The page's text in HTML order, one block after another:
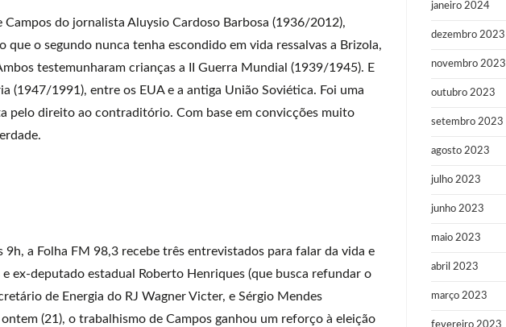
do jornalista Aluysio Cardoso Barbosa (1936/2012),
o segundo nunca tenha escondido em vida ressalvas a Brizola,
testemunharam crianças a II Guerra Mundial (1939/1945). E
(1947/1991), entre os EUA e a antiga União Soviética. Foi uma
pelo direito ao contraditório. Com base em convicções muito
9h, a Folha FM 98,3 recebe três entrevistados para falar da vida e
ex-deputado estadual Roberto Henriques (que busca refundar o
de Energia do RJ Wagner Victer, e Sérgio Mendes
(21), o trabalhismo de Campos ganhou um reforço à eleição
janeiro 2024
dezembro 2023
novembro 2023
outubro 2023
setembro 2023
agosto 2023
julho 2023
junho 2023
maio 2023
abril 2023
março 2023